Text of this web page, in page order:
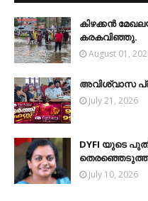
കിഴക്കന്‍
കരകവിഞ്ഞു.
August 01,
അവിശ്വാസ
July 21, 2026
DYFI യുടെ
July 10, 2026